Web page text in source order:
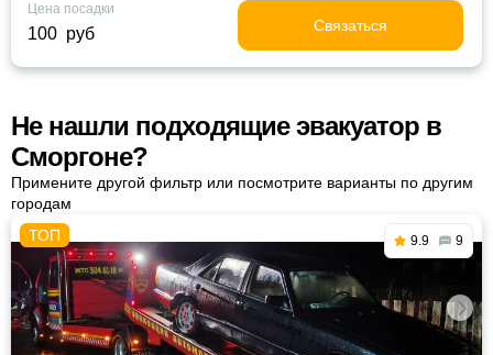
Цена посадки
100 руб Связаться
Не нашли подходящие эвакуатор в
Сморгоне?
Примените другой фильтр или посмотрите варианты по другим
городам
9.9 9